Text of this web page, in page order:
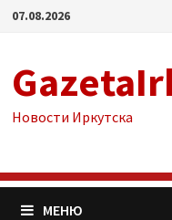
Перейти
07.08.2026
Новости Иркутска
МЕНЮ